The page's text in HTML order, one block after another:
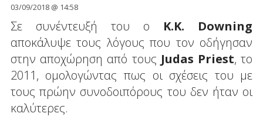
03/09/2018 @ 14:58
Σε συνέντευξή του ο K.K. Downing
αποκάλυψε τους λόγους που τον οδήγησαν
στην αποχώρηση από τους Judas Priest, το
2011, ομολογώντας πως οι σχέσεις του με
τους πρώην συνοδοιπόρους του δεν ήταν οι
καλύτερες.